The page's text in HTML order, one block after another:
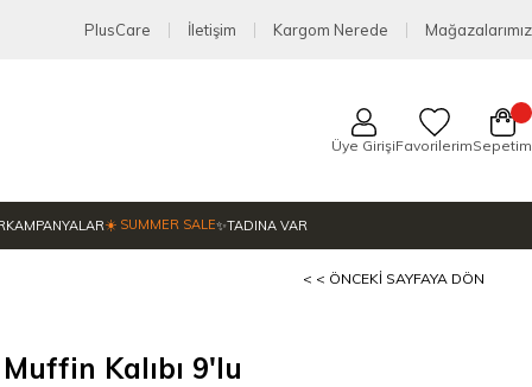
PlusCare İletişim Kargom Nerede Mağazalarımız
Üye GirişiFavorilerimSepetim
KAMPANYALAR☀️ SUMMER SALE✨TADINA VAR
< < ÖNCEKI SAYFAYA DÖN
Kalıbı 9'lu